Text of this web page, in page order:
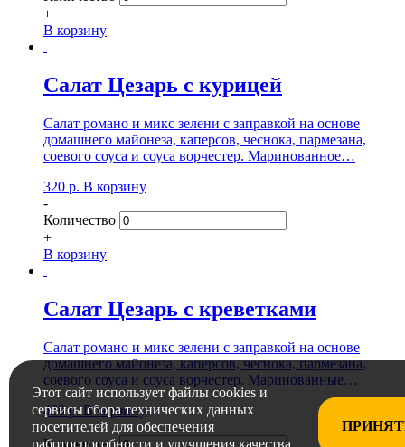
+
В корзину
Салат Цезарь с курицей
Салат романо и микс зелени с заправкой на основе
домашнего майонеза, каперсов, чеснока, пармезана,
соевого соуса и соуса ворчестер. Маринованное…
320 р. В корзину
-
Количество
+
В корзину
Салат Цезарь с креветками
Салат романо и микс зелени с заправкой на основе
домашнего майонеза, каперсов, чеснока, пармезана,
соевого соуса и соуса ворчестер. Маринованные…
480р. В корзину
-
Количество
Этот сайт использует файлы cookies и
сервисы сбора технических данных
посетителей для обеспечения
работоспособности и улучшения качества